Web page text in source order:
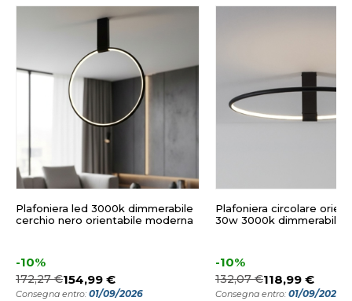
Plafoniera led 3000k dimmerabile
cerchio nero orientabile moderna
-10%
172,27 €154,99 €
Consegna entro: 01/09/2026
Plafoniera circolare
30w 3000k dimmerabile
-10%
132,07 €118,99 €
Consegna entro: 01/09/2026